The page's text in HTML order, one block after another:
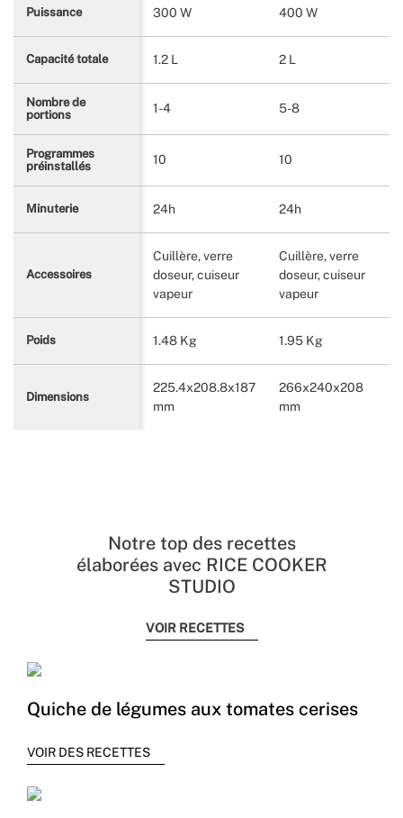
Puissance 300 W 400 W
Capacité totale 1.2 L 2 L
Nombre de
portions
1-4 5-8
Programmes
préinstallés
10 10
Minuterie 24h 24h
Accessoires
Cuillère, verre
doseur, cuiseur
vapeur
Cuillère, verre
doseur, cuiseur
vapeur
Poids 1.48 Kg 1.95 Kg
Dimensions
225.4x208.8x187
mm
266x240x208
mm
Notre top des recettes
élaborées avec RICE COOKER
STUDIO
VOIR RECETTES
Quiche de légumes aux tomates cerises
VOIR DES RECETTES